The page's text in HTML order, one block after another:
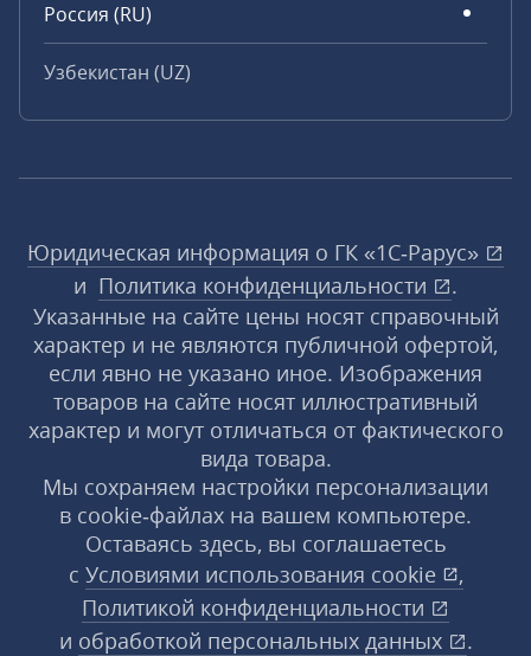
Россия (RU)
Узбекистан (UZ)
Юридическая информация о ГК «1С‑Рарус»
и Политика конфиденциальности
.
Указанные на сайте цены носят справочный
характер и не являются публичной офертой,
если явно не указано иное. Изображения
товаров на сайте носят иллюстративный
характер и могут отличаться от фактического
вида товара.
Мы сохраняем настройки персонализации
в cookie‑файлах на вашем компьютере.
Оставаясь здесь, вы соглашаетесь
с Условиями использования cookie
,
Политикой конфиденциальности
и обработкой персональных данных
.